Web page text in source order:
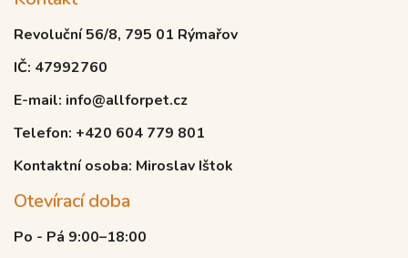
Revoluční 56/8, 795 01 Rýmařov
IČ: 47992760
E-mail: info@allforpet.cz
Telefon: +420 604 779 801
Kontaktní osoba: Miroslav Ištok
Otevírací doba
Po - Pá 9:00–18:00